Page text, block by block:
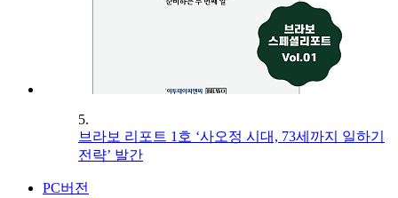
5.
브라보 리포트 1호 ‘사오정 시대, 73세까지 일하기
전략’ 발간
PC버전